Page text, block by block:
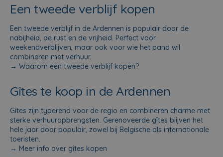
Een tweede verblijf kopen
Een tweede verblijf in de Ardennen is populair door de
nabijheid, de rust en de vrijheid. Perfect voor
weekendverblijven, maar ook voor wie het pand wil
combineren met verhuur.
→ Waarom een tweede verblijf kopen?
Gîtes te koop in de Ardennen
Gîtes zijn typerend voor de regio en combineren charme met
sterke verhuuropbrengsten. Gerenoveerde gîtes blijven het
hele jaar door populair, zowel bij Belgische als internationale
toeristen.
→ Meer info over gîtes kopen